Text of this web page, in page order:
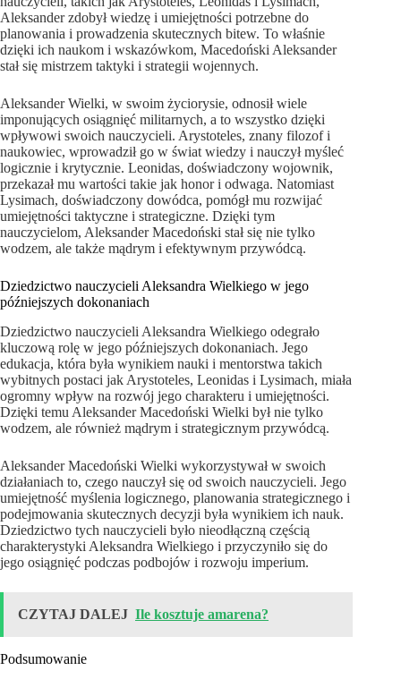
Aleksander zdobył wiedzę i umiejętności potrzebne do
planowania i prowadzenia skutecznych bitew. To właśnie
dzięki ich naukom i wskazówkom, Macedoński Aleksander
stał się mistrzem taktyki i strategii wojennych.
Aleksander Wielki, w swoim życiorysie, odnosił wiele
imponujących osiągnięć militarnych, a to wszystko dzięki
wpływowi swoich nauczycieli. Arystoteles, znany filozof i
naukowiec, wprowadził go w świat wiedzy i nauczył myśleć
logicznie i krytycznie. Leonidas, doświadczony wojownik,
przekazał mu wartości takie jak honor i odwaga. Natomiast
Lysimach, doświadczony dowódca, pomógł mu rozwijać
umiejętności taktyczne i strategiczne. Dzięki tym
nauczycielom, Aleksander Macedoński stał się nie tylko
wodzem, ale także mądrym i efektywnym przywódcą.
Dziedzictwo nauczycieli Aleksandra Wielkiego w jego
późniejszych dokonaniach
Dziedzictwo nauczycieli Aleksandra Wielkiego odegrało
kluczową rolę w jego późniejszych dokonaniach. Jego
edukacja, która była wynikiem nauki i mentorstwa takich
wybitnych postaci jak Arystoteles, Leonidas i Lysimach, miała
ogromny wpływ na rozwój jego charakteru i umiejętności.
Dzięki temu Aleksander Macedoński Wielki był nie tylko
wodzem, ale również mądrym i strategicznym przywódcą.
Aleksander Macedoński Wielki wykorzystywał w swoich
działaniach to, czego nauczył się od swoich nauczycieli. Jego
umiejętność myślenia logicznego, planowania strategicznego i
podejmowania skutecznych decyzji była wynikiem ich nauk.
Dziedzictwo tych nauczycieli było nieodłączną częścią
charakterystyki Aleksandra Wielkiego i przyczyniło się do
jego osiągnięć podczas podbojów i rozwoju imperium.
CZYTAJ DALEJ Ile kosztuje amarena?
Podsumowanie